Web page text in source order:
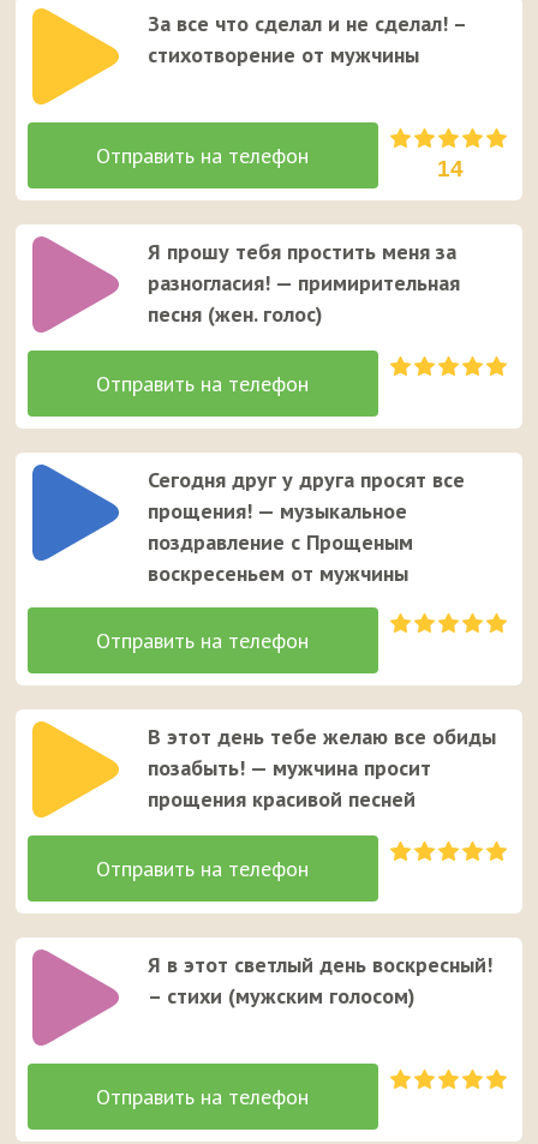
За все что сделал и не сделал! –
стихотворение от мужчины
14
Я прошу тебя простить меня за
разногласия! — примирительная
песня (жен. голос)
Сегодня друг у друга просят все
прощения! — музыкальное
поздравление с Прощеным
воскресеньем от мужчины
В этот день тебе желаю все обиды
позабыть! — мужчина просит
прощения красивой песней
Я в этот светлый день воскресный!
– стихи (мужским голосом)